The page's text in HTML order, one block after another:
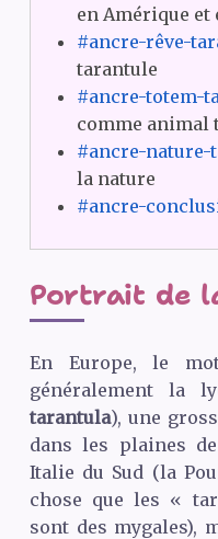
en Amérique et
#ancre-rêve-
tarantule
#ancre-totem-
comme animal
#ancre-nature-
la nature
#ancre-
Portrait de
En Europe, le
généralement la
tarantula), une
dans les plaines
Italie du Sud (la
chose que les «
sont des mygales),